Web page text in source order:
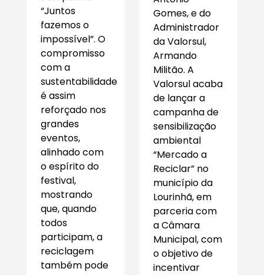
“Juntos
fazemos o
impossível”. O
compromisso
com a
sustentabilidade
é assim
reforçado nos
grandes
eventos,
alinhado com
o espírito do
festival,
mostrando
que, quando
todos
participam, a
reciclagem
também pode
Gomes, e do
Administrador
da Valorsul,
Armando
Militão. A
Valorsul acaba
de lançar a
campanha de
sensibilização
ambiental
“Mercado a
Reciclar” no
município da
Lourinhã, em
parceria com
a Câmara
Municipal, com
o objetivo de
incentivar